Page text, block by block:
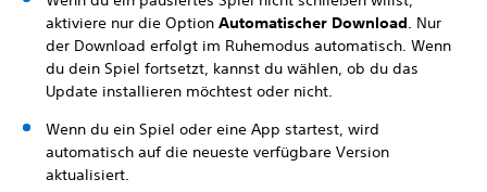
aktiviere nur die Option Automatischer Download. Nur
der Download erfolgt im Ruhemodus automatisch. Wenn
du dein Spiel fortsetzt, kannst du wählen, ob du das
Update installieren möchtest oder nicht.
Wenn du ein Spiel oder eine App startest, wird
automatisch auf die neueste verfügbare Version
aktualisiert.